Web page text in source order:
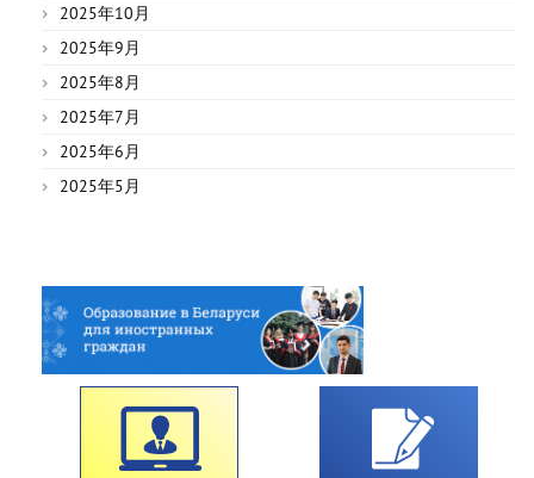
2025年10月
2025年9月
2025年8月
2025年7月
2025年6月
2025年5月